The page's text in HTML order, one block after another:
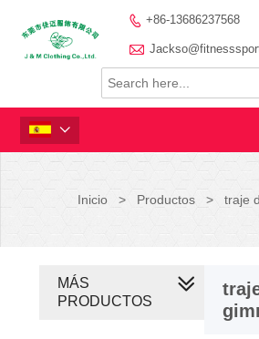
 +86-13686237568


Inicio > Productos > traje
MÁS
PRODUCTOS